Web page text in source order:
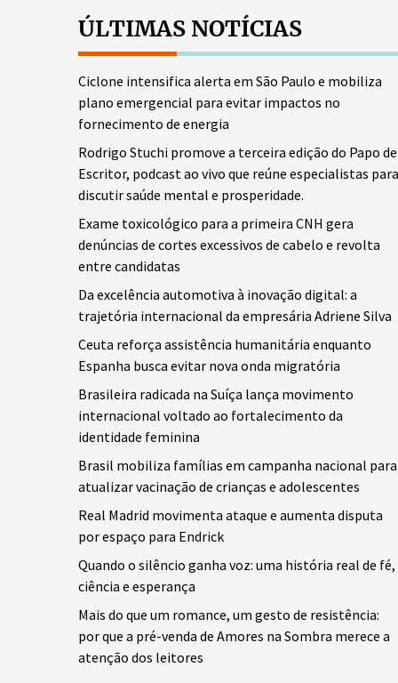
ÚLTIMAS NOTÍCIAS
Ciclone intensifica alerta em São Paulo e mobiliza
plano emergencial para evitar impactos no
fornecimento de energia
Rodrigo Stuchi promove a terceira edição do Papo de
Escritor, podcast ao vivo que reúne especialistas para
discutir saúde mental e prosperidade.
Exame toxicológico para a primeira CNH gera
denúncias de cortes excessivos de cabelo e revolta
entre candidatas
Da excelência automotiva à inovação digital: a
trajetória internacional da empresária Adriene Silva
Ceuta reforça assistência humanitária enquanto
Espanha busca evitar nova onda migratória
Brasileira radicada na Suíça lança movimento
internacional voltado ao fortalecimento da
identidade feminina
Brasil mobiliza famílias em campanha nacional para
atualizar vacinação de crianças e adolescentes
Real Madrid movimenta ataque e aumenta disputa
por espaço para Endrick
Quando o silêncio ganha voz: uma história real de fé,
ciência e esperança
Mais do que um romance, um gesto de resistência:
por que a pré-venda de Amores na Sombra merece a
atenção dos leitores